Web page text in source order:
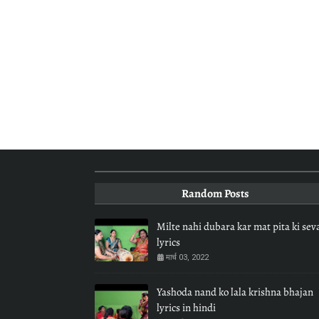
Random Posts
Milte nahi dubara kar mat pita ki
lyrics
मार्च 03, 2022
Yashoda nand ko lala krishna bhajan
lyrics in hindi